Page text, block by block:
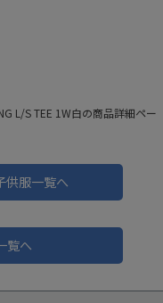
L/S TEE 1W白の商品詳細ペー
供服一覧へ
覧へ